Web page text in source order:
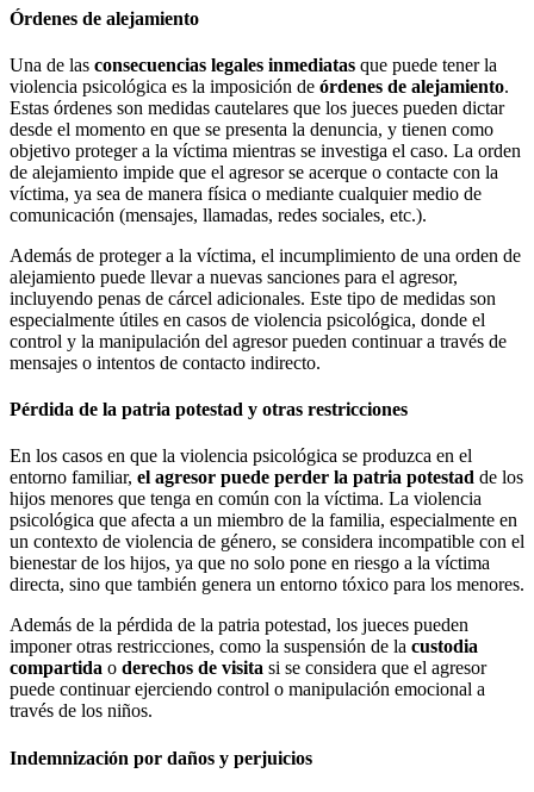
Órdenes de alejamiento
Una de las consecuencias legales inmediatas que puede tener la
violencia psicológica es la imposición de órdenes de alejamiento.
Estas órdenes son medidas cautelares que los jueces pueden dictar
desde el momento en que se presenta la denuncia, y tienen como
objetivo proteger a la víctima mientras se investiga el caso. La orden
de alejamiento impide que el agresor se acerque o contacte con la
víctima, ya sea de manera física o mediante cualquier medio de
comunicación (mensajes, llamadas, redes sociales, etc.).
Además de proteger a la víctima, el incumplimiento de una orden de
alejamiento puede llevar a nuevas sanciones para el agresor,
incluyendo penas de cárcel adicionales. Este tipo de medidas son
especialmente útiles en casos de violencia psicológica, donde el
control y la manipulación del agresor pueden continuar a través de
mensajes o intentos de contacto indirecto.
Pérdida de la patria potestad y otras restricciones
En los casos en que la violencia psicológica se produzca en el
entorno familiar, el agresor puede perder la patria potestad de los
hijos menores que tenga en común con la víctima. La violencia
psicológica que afecta a un miembro de la familia, especialmente en
un contexto de violencia de género, se considera incompatible con el
bienestar de los hijos, ya que no solo pone en riesgo a la víctima
directa, sino que también genera un entorno tóxico para los menores.
Además de la pérdida de la patria potestad, los jueces pueden
imponer otras restricciones, como la suspensión de la custodia
compartida o derechos de visita si se considera que el agresor
puede continuar ejerciendo control o manipulación emocional a
través de los niños.
Indemnización por daños y perjuicios